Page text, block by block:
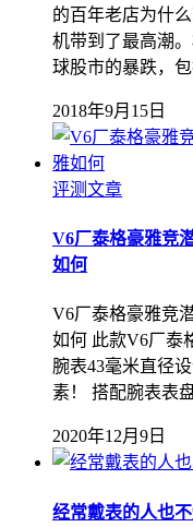
的百年老店为什
机带到了最高潮
球股市的暴跌，
2018年9月15日
评测文章
V6厂泰格豪雅竞
如何
V6厂泰格豪雅竞
如何 此款V6厂泰
腕表43毫米直径
素！ 搭配腕表表
2020年12月9日
经常戴表的人也